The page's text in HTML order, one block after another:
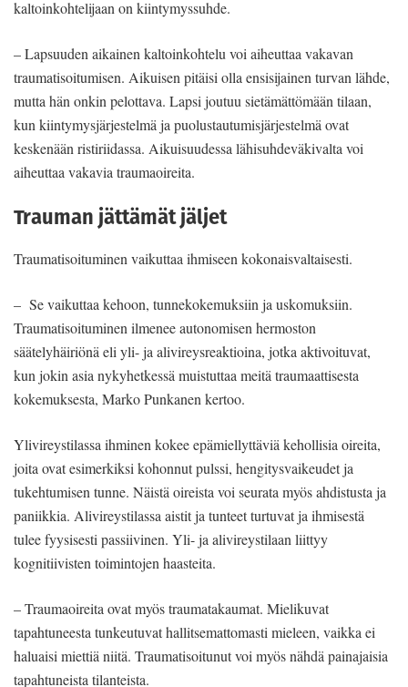
kaltoinkohtelijaan on kiintymyssuhde.
– Lapsuuden aikainen kaltoinkohtelu voi aiheuttaa vakavan
traumatisoitumisen. Aikuisen pitäisi olla ensisijainen turvan lähde,
mutta hän onkin pelottava. Lapsi joutuu sietämättömään tilaan,
kun kiintymysjärjestelmä ja puolustautumisjärjestelmä ovat
keskenään ristiriidassa. Aikuisuudessa lähisuhdeväkivalta voi
aiheuttaa vakavia traumaoireita.
Trauman jättämät jäljet
Traumatisoituminen vaikuttaa ihmiseen kokonaisvaltaisesti.
– Se vaikuttaa kehoon, tunnekokemuksiin ja uskomuksiin.
Traumatisoituminen ilmenee autonomisen hermoston
säätelyhäiriönä eli yli- ja alivireysreaktioina, jotka aktivoituvat,
kun jokin asia nykyhetkessä muistuttaa meitä traumaattisesta
kokemuksesta, Marko Punkanen kertoo.
Ylivireystilassa ihminen kokee epämiellyttäviä kehollisia oireita,
joita ovat esimerkiksi kohonnut pulssi, hengitysvaikeudet ja
tukehtumisen tunne. Näistä oireista voi seurata myös ahdistusta ja
paniikkia. Alivireystilassa aistit ja tunteet turtuvat ja ihmisestä
tulee fyysisesti passiivinen. Yli- ja alivireystilaan liittyy
kognitiivisten toimintojen haasteita.
– Traumaoireita ovat myös traumatakaumat. Mielikuvat
tapahtuneesta tunkeutuvat hallitsemattomasti mieleen, vaikka ei
haluaisi miettiä niitä. Traumatisoitunut voi myös nähdä painajaisia
tapahtuneista tilanteista.